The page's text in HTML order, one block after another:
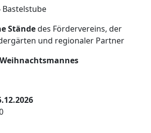
Bastelstube
Ständedes Fördervereins, der
und regionaler Partner